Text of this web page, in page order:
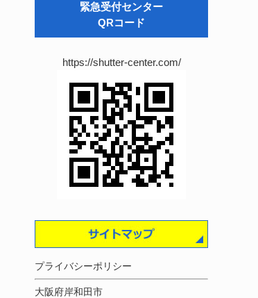
緊急受付センター
QRコード
https://shutter-center.com/
プライバシーポリシー
大阪府岸和田市